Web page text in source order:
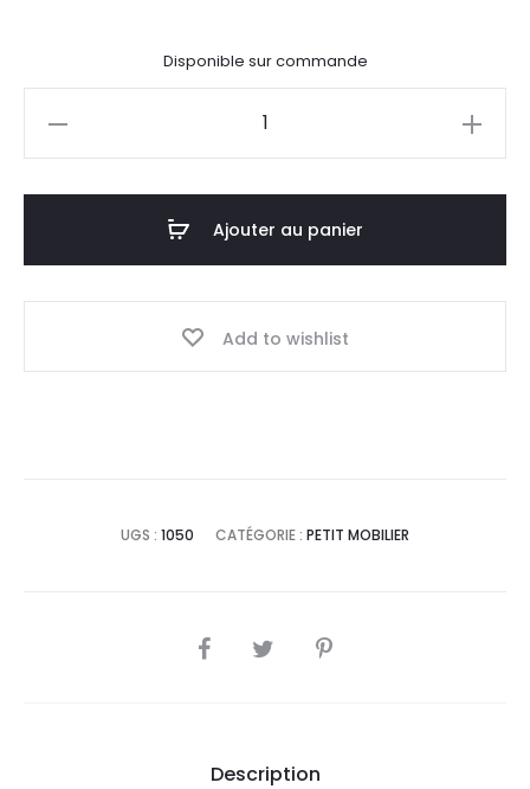
Disponible sur commande
Ajouter au panier
Add to wishlist
UGS : 1050 CATÉGORIE : PETIT MOBILIER
SHARE
Description